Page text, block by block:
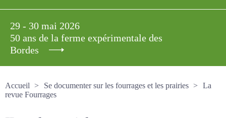
29 - 30 mai 2026
50 ans de la ferme expérimentale des
Bordes
Accueil
Se documenter sur les fourrages et les prairies
La revue Fourrages